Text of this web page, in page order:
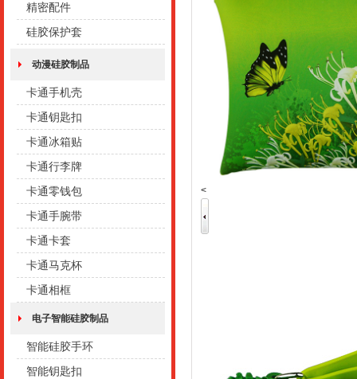
精密配件
硅胶保护套
动漫硅胶制品
卡通手机壳
卡通钥匙扣
卡通冰箱贴
卡通行李牌
卡通零钱包
卡通手腕带
卡通卡套
卡通马克杯
卡通相框
电子智能硅胶制品
智能硅胶手环
智能钥匙扣
<